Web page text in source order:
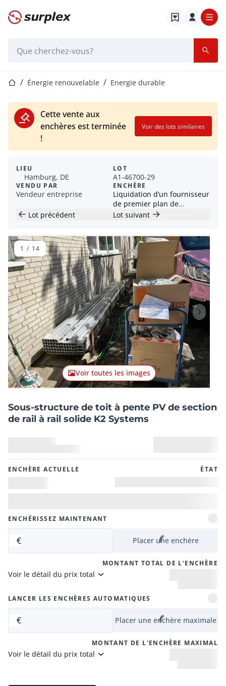
Page d'accueil
Page d'accueil
Énergie renouvelable Energie durable
Cette vente aux
enchères est terminée
!
Voir des lots similaires
LIEU
Hamburg, DE
VENDU PAR
Vendeur entreprise
LOT
A1-46700-29
ENCHÈRE
Liquidation d’un fournisseur
de premier plan de
solutions solaires complètes
Lot précédent Lot suivant
Lot précédent Lot
Voir toutes les images
1 / 14
Sous-structure de toit à pente PV de section
de rail à rail solide K2 Systems
ENCHÈRE ACTUELLE ÉTAT
ENCHÉRISSEZ MAINTENANT
€ Placer une enchère
MONTANT TOTAL DE L'ENCHÈRE
Voir le détail du prix total
LANCER LES ENCHÈRES AUTOMATIQUES
€ Placer une enchère maximale
MONTANT DE L'ENCHÈRE MAXIMAL
Voir le détail du prix total